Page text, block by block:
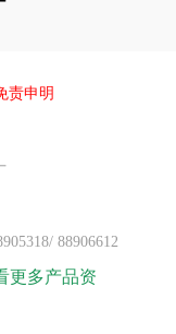
责申明
88906612
更多产品资